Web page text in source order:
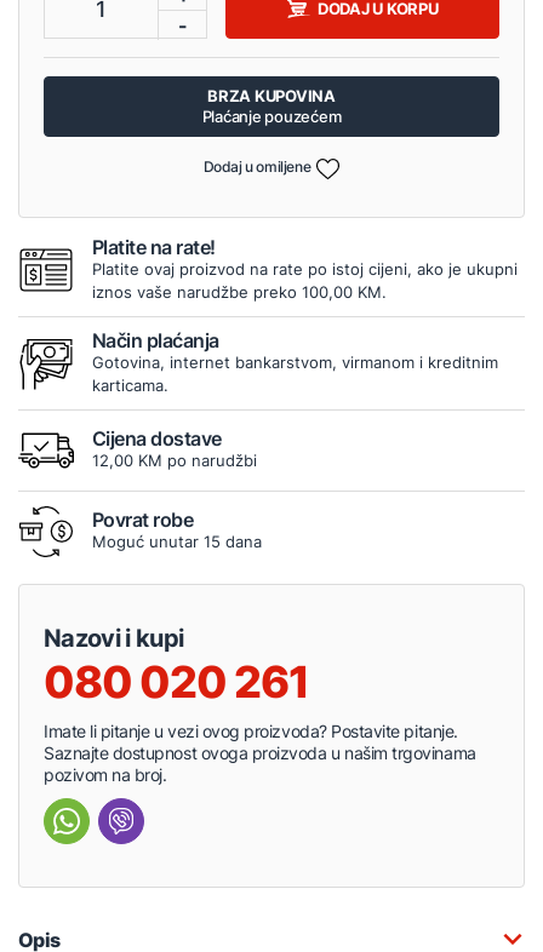
1
-
DODAJ U KORPU
BRZA KUPOVINA
Plaćanje pouzećem
Dodaj u omiljene
Platite na rate!
Platite ovaj proizvod na rate po istoj cijeni, ako je ukupni
iznos vaše narudžbe preko 100,00 KM.
Način plaćanja
Gotovina, internet bankarstvom, virmanom i kreditnim
karticama.
Cijena dostave
12,00 KM po narudžbi
Povrat robe
Moguć unutar 15 dana
Nazovi i kupi
080 020 261
Imate li pitanje u vezi ovog proizvoda? Postavite pitanje.
Saznajte dostupnost ovoga proizvoda u našim trgovinama
pozivom na broj.
Opis